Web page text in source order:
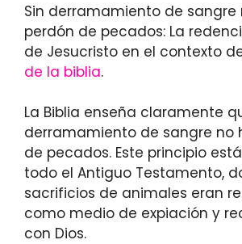
Sin derramamiento de sangre
perdón de pecados: La
de Jesucristo en el contexto
de la biblia.
La Biblia enseña claramente
derramamiento de sangre no
de pecados. Este principio
todo el Antiguo Testamento,
sacrificios de animales eran
como medio de expiación y
con Dios.